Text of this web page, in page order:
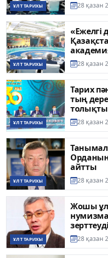
ҰЛТ ТАРИХЫ 28 қазан
ҰЛТ ТАРИХЫ
«Ежелгі
көреді
28 қазан
ҰЛТ ТАРИХЫ
Тарих
тың
28 қазан
ҰЛТ ТАРИХЫ
Орданың
айтты
28 қазан
ҰЛТ ТАРИХЫ
Жошы
28 қазан